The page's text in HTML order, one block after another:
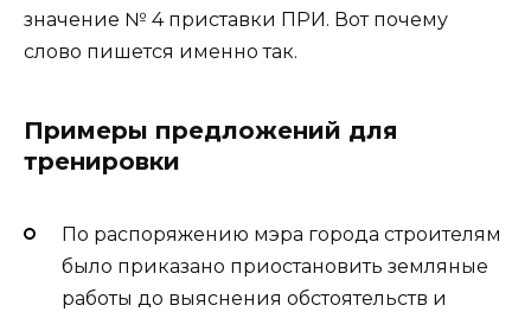
значение № 4 приставки ПРИ. Вот почему
слово пишется именно так.
Примеры предложений для
тренировки
По распоряжению мэра города строителям
было приказано приостановить земляные
работы до выяснения обстоятельств и